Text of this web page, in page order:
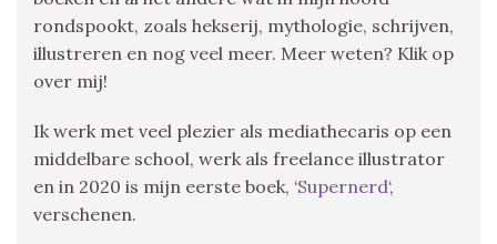
rondspookt, zoals hekserij, mythologie, schrijven,
illustreren en nog veel meer. Meer weten? Klik op
over mij!
Ik werk met veel plezier als mediathecaris op een
middelbare school, werk als freelance illustrator
en in 2020 is mijn eerste boek, ‘Supernerd‘,
verschenen.